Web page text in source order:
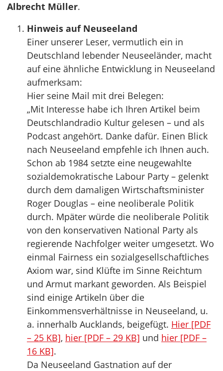
Albrecht Müller.
Hinweis auf Neuseeland
Einer unserer Leser, vermutlich ein in
Deutschland lebender Neuseeländer, macht
auf eine ähnliche Entwicklung in Neuseeland
aufmerksam:
Hier seine Mail mit drei Belegen:
„Mit Interesse habe ich Ihren Artikel beim
Deutschlandradio Kultur gelesen – und als
Podcast angehört. Danke dafür. Einen Blick
nach Neuseeland empfehle ich Ihnen auch.
Schon ab 1984 setzte eine neugewahlte
sozialdemokratische Labour Party – gelenkt
durch dem damaligen Wirtschaftsminister
Roger Douglas – eine neoliberale Politik
durch. Mpäter würde die neoliberale Politik
von den konservativen National Party als
regierende Nachfolger weiter umgesetzt. Wo
einmal Fairness ein sozialgesellschaftliches
Axiom war, sind Klüfte im Sinne Reichtum
und Armut markant geworden. Als Beispiel
sind einige Artikeln über die
Einkommensverhältnisse in Neuseeland, u.
a. innerhalb Aucklands, beigefügt. Hier [PDF
– 25 KB], hier [PDF – 29 KB] und hier [PDF –
16 KB].
Da Neuseeland Gastnation auf der